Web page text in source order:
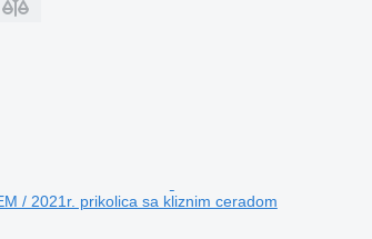
/ 2021r. prikolica sa kliznim ceradom